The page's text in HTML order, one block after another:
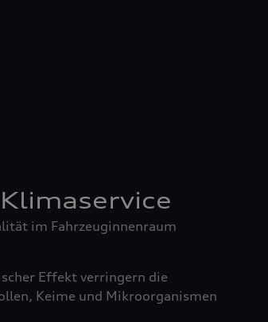
im Fahrzeuginnenraum
Effekt verringern die
Keime und Mikroorganismen